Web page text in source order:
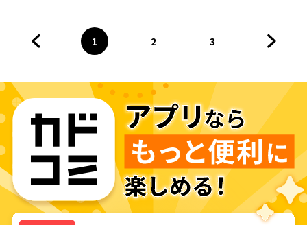
前のページへページ
1
へ
2
3